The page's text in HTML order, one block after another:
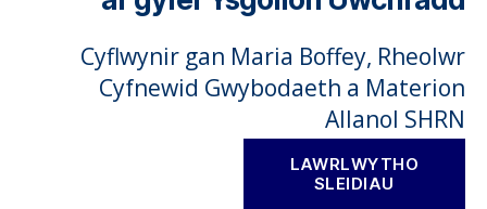
Cyflwynir gan Maria Boffey, Rheolwr
Cyfnewid Gwybodaeth a Materion
Allanol SHRN
LAWRLWYTHO
SLEIDIAU